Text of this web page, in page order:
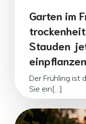
Garten im
Stauden
einpflanzen
Der Frühling ist
Sie ein[…]